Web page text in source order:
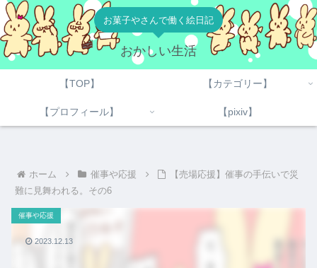
お菓子やさんで働く絵日記
おかしい生活
【TOP】 【カテゴリー】
【プロフィール】 【pixiv】
ホーム 催事や応援
【売場応援】催事の手伝いで災
難に見舞われる。その6
催事や応援
2023.12.13